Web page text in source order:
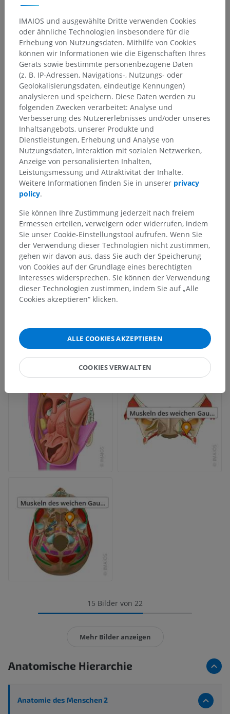
15 Bilder von 22
Mehr Bilder anzeigen
Anatomische Hierarchie
Anatomie des Menschen 2
IMAIOS und ausgewählte Dritte verwenden Cookies
oder ähnliche Technologien insbesondere für die
Erhebung von Nutzungsdaten. Mithilfe von Cookies
können wir Informationen wie die Eigenschaften Ihres
Geräts sowie bestimmte personenbezogene Daten
(z. B. IP-Adressen, Navigations-, Nutzungs- oder
Geolokalisierungsdaten, eindeutige Kennungen)
analysieren und speichern. Diese Daten werden zu
folgenden Zwecken verarbeitet: Analyse und
Verbesserung des Nutzererlebnisses und/oder unseres
Inhaltsangebots, unserer Produkte und
Dienstleistungen, Erhebung und Analyse von
Nutzungsdaten, Interaktion mit sozialen Netzwerken,
Anzeige von personalisierten Inhalten,
Leistungsmessung und Attraktivität der Inhalte.
Weitere Informationen finden Sie in unserer privacy
policy.
Sie können Ihre Zustimmung jederzeit nach freiem
Ermessen erteilen, verweigern oder widerrufen, indem
Sie unser Cookie-Einstellungstool aufrufen. Wenn Sie
der Verwendung dieser Technologien nicht zustimmen,
gehen wir davon aus, dass Sie auch der Speicherung
von Cookies auf der Grundlage eines berechtigten
Interesses widersprechen. Sie können der Verwendung
dieser Technologien zustimmen, indem Sie auf „Alle
Cookies akzeptieren“ klicken.
ALLE COOKIES AKZEPTIEREN
COOKIES VERWALTEN